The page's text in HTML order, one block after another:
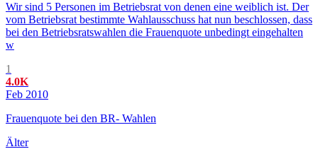
Wir sind 5 Personen im Betriebsrat von denen eine weiblich ist. Der
vom Betriebsrat bestimmte Wahlausschuss hat nun beschlossen, dass
bei den Betriebsratswahlen die Frauenquote unbedingt eingehalten
w
1
4.0K
Feb 2010
Frauenquote bei den BR- Wahlen
Älter